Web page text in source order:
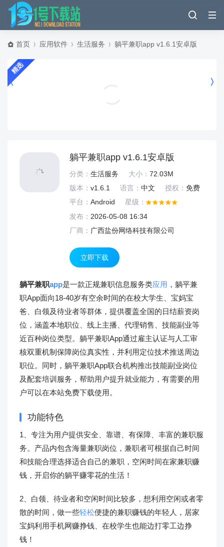
首页 应用软件 生活服务 躺平兼职app v1.6.1安卓版
精选
躺平兼职app v1.6.1安卓版
分类： 生活服务 大小： 72.03M
版本： v1.6.1 语言： 中文 授权： 免费
平台： Android
星级：
发布： 2026-05-08 16:34
厂商： 广西盐份网络科技有限公司
立即下载
躺平兼职app是一款正规兼职信息服务类应用 ，躺平兼
职App面向18-40岁有空余时间的在校大学生、宝妈宝
爸、白领及待业者等群体，提供覆盖全国的日结薪资岗
位，涵盖本地职位、线上主播、代理销售、技能副业等
近百种岗位类型。躺平兼职App通过雇主认证与人工审
核双重机制保障岗位真实性，并利用定位技术推送周边
职位。同时，躺平兼职App联合机构推出技能副业岗位
及配套培训服务，帮助用户提升就业能力，有需要的用
户可以在本站免费下载使用。
功能特色
1、专注为用户提供安全、靠谱、有保障、丰富的兼职服
务。产品内包含海量兼职岗位，兼职者可根据自己时间
和技能合理选择适合自己的兼职，空闲时间在家兼职赚
钱，开启你的躺平赚零花的生活！
2、白领、待业者和空闲时间比较多，想利用空闲或者零
散的时间，做一些轻松便捷的兼职赚钱的年轻人，居家
宝妈利用手机网赚挣钱、在校学生也能边打零工边挣
钱！